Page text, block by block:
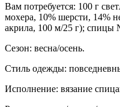
Вам потребуется: 100 г
мохера, 10% шерсти, 14%
акрила, 100 м/25 г);
Сезон: весна/осень.
Стиль одежды:
Исполнение: вязание